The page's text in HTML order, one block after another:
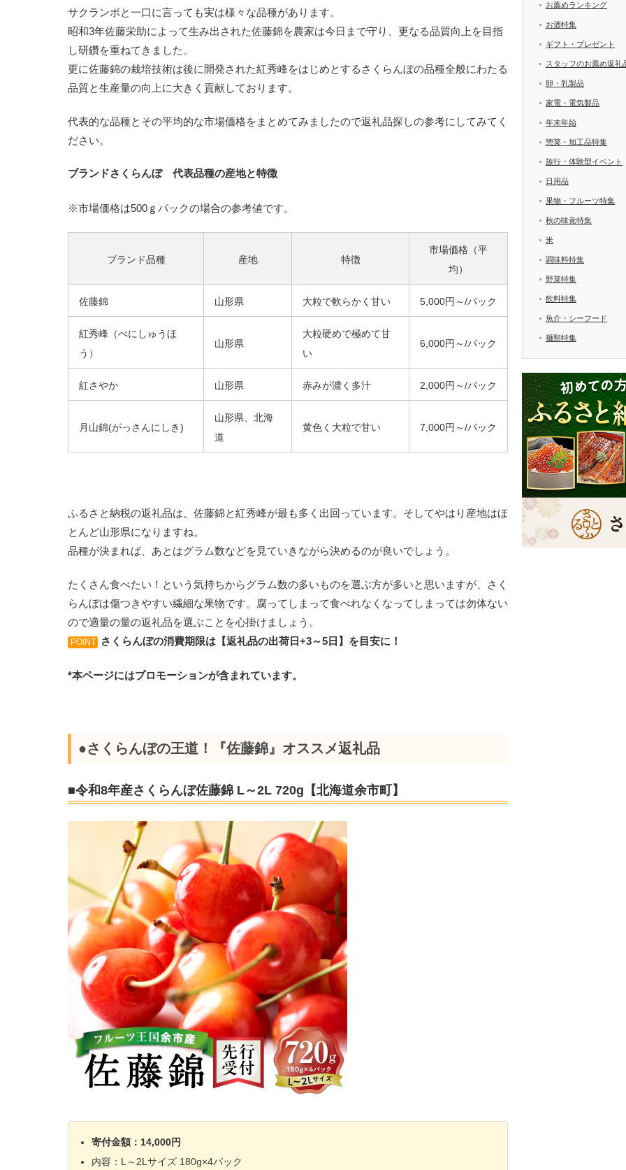
サクランボと一口に言っても実は様々な品種があります。
昭和3年佐藤栄助によって生み出された佐藤錦を農家は今日まで守り、更なる品質向上を目指
し研鑽を重ねてきました。
更に佐藤錦の栽培技術は後に開発された紅秀峰をはじめとするさくらんぼの品種全般にわたる
品質と生産量の向上に大きく貢献しております。
代表的な品種とその平均的な市場価格をまとめてみましたので返礼品探しの参考にしてみてく
ださい。
ブランドさくらんぼ 代表品種の産地と特徴
※市場価格は500ｇパックの場合の参考値です。
ブランド品種 産地 特徴
市場価格（平
均）
佐藤錦 山形県 大粒で軟らかく甘い 5,000円～/パック
紅秀峰（べにしゅうほ
う）
山形県
大粒硬めで極めて甘
い
6,000円～/パック
紅さやか 山形県 赤みが濃く多汁 2,000円～/パック
月山錦(がっさんにしき)
山形県、北海
道
黄色く大粒で甘い 7,000円～/パック
ふるさと納税の返礼品は、佐藤錦と紅秀峰が最も多く出回っています。そしてやはり産地はほ
とんど山形県になりますね。
品種が決まれば、あとはグラム数などを見ていきながら決めるのが良いでしょう。
たくさん食べたい！という気持ちからグラム数の多いものを選ぶ方が多いと思いますが、さく
らんぼは傷つきやすい繊細な果物です。腐ってしまって食べれなくなってしまっては勿体ない
ので適量の量の返礼品を選ぶことを心掛けましょう。
POINT さくらんぼの消費期限は【返礼品の出荷日+3～5日】を目安に！
*本ページにはプロモーションが含まれています。
●さくらんぼの王道！『佐藤錦』オススメ返礼品
■令和8年産さくらんぼ佐藤錦 L～2L 720g【北海道余市町】
寄付金額：14,000円
内容：L～2Lサイズ 180g×4パック
お薦めランキング
お酒特集
ギフト・プレゼント
スタッフのお薦め返礼
卵・乳製品
家電・電気製品
年末年始
惣菜・加工品特集
旅行・体験型イベント
日用品
果物・フルーツ特集
秋の味覚特集
米
調味料特集
野菜特集
飲料特集
魚介・シーフード
麺類特集